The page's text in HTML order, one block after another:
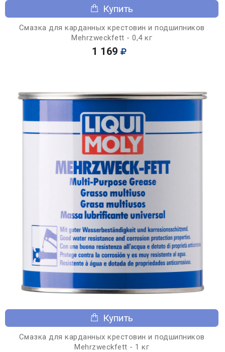
Купить
Смазка для карданных крестовин и подшипников
Mehrzweckfett - 0,4 кг
1 169
Купить
Смазка для карданных крестовин и подшипников
Mehrzweckfett - 1 кг